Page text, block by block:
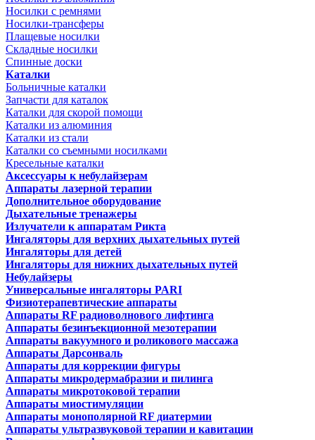
Носилки с ремнями
Носилки-трансферы
Плащевые носилки
Складные носилки
Спинные доски
Каталки
Больничные каталки
Запчасти для каталок
Каталки для скорой помощи
Каталки из алюминия
Каталки из стали
Каталки со съемными носилками
Кресельные каталки
Аксессуары к небулайзерам
Аппараты лазерной терапии
Дополнительное оборудование
Дыхательные тренажеры
Излучатели к аппаратам Рикта
Ингаляторы для верхних дыхательных путей
Ингаляторы для детей
Ингаляторы для нижних дыхательных путей
Небулайзеры
Универсальные ингаляторы PARI
Физиотерапевтические аппараты
Аппараты RF радиоволнового лифтинга
Аппараты безинъекционной мезотерапии
Аппараты вакуумного и роликового массажа
Аппараты Дарсонваль
Аппараты для коррекции фигуры
Аппараты микродермабразии и пилинга
Аппараты микротоковой терапии
Аппараты миостимуляции
Аппараты монополярной RF диатермии
Аппараты ультразвуковой терапии и кавитации